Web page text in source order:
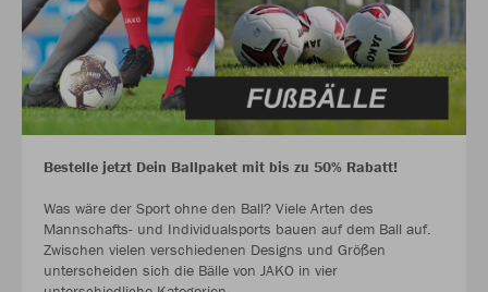
Bestelle jetzt Dein Ballpaket mit bis zu 50% Rabatt!
Was wäre der Sport ohne den Ball? Viele Arten des
Mannschafts- und Individualsports bauen auf dem Ball auf.
Zwischen vielen verschiedenen Designs und Größen
unterscheiden sich die Bälle von JAKO in vier